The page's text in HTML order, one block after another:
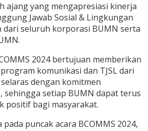
ajang yang mengapresiasi kinerja
Jawab Sosial & Lingkungan
dari seluruh korporasi BUMN serta
2024 bertujuan memberikan
komunikasi dan TJSL dari
dengan komitmen
sehingga setiap BUMN dapat terus
positif bagi masyarakat.
puncak acara BCOMMS 2024,